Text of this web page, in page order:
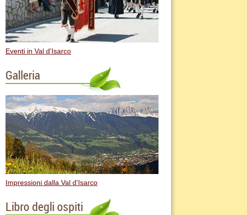
Eventi in Val d'Isarco
Galleria
Impressioni dalla Val d'Isarco
Libro degli ospiti